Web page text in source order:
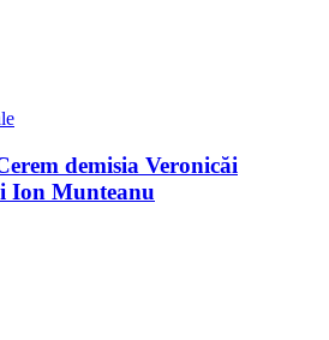
demisia Veronicăi
Ion Munteanu